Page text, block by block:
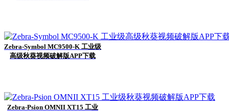
Zebra-Symbol MC9500-K 工业级
高级秋葵视频破解版APP下载
Zebra-Psion OMNII XT15 工业